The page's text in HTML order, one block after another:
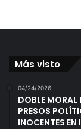
Más visto
04/24/2026
DOBLE MORAL
PRESOS
INOCENTES EN